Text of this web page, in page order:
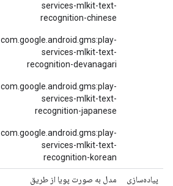
services-mlkit-text-
recognition-chinese
com.google.android.gms:play-
services-mlkit-text-
recognition-devanagari
com.google.android.gms:play-
services-mlkit-text-
recognition-japanese
com.google.android.gms:play-
services-mlkit-text-
recognition-korean
پیاده‌سازی
مدل به صورت پویا از طریق